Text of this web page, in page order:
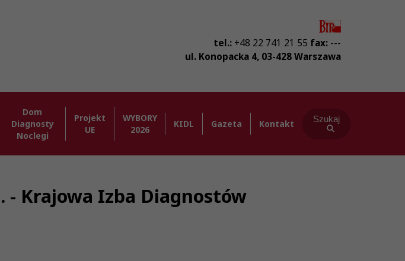
tel.: +48 22 741 21 55 fax: ---
ul. Konopacka 4, 03-428Warszawa
Dom
Diagnosty
Noclegi
Projekt
UE
WYBORY
2026
KIDL Gazeta Kontakt Szukaj
- Krajowa Izba Diagnostów